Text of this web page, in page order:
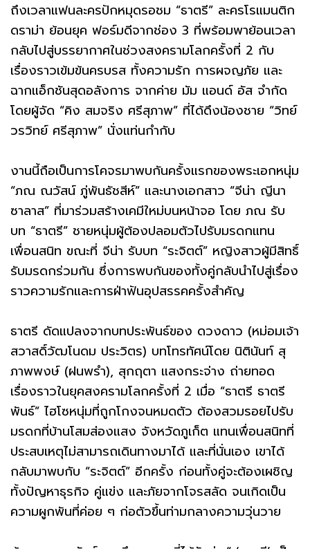
ถึงเวลาแฟนละครปักหมุดรอชม “ธาตรี” ละครโรแมนติก
ดราม่า ย้อนยุค ฟอร์มดีจากช่อง 3 ที่พร้อมพาย้อนเวลา
กลับไปสู่บรรยากาศในช่วงสงครามโลกครั้งที่ 2 กับ
เรื่องราวเข้มข้นครบรส ทั้งความรัก การผจญภัย และ
ฉากแอ็กชันสุดอลังการ จากค่าย มัม แอนด์ อัส จำกัด
โดยผู้จัด “คิง สมจริง ศรีสุภาพ” ที่ได้ดึงน้องชาย “วิทย์
วรวิทย์ ศรีสุภาพ” นั่งแท่นกำกับ
งานนี้ถือเป็นการโคจรมาพบกันครั้งแรกของพระเอกหนุ่ม
“ภณ ณวัสน์ ภู่พันธัชสีห์” และนางเอกสาว “จีน่า ญีนา
ซาลาส” ที่มาร่วมสร้างเคมีใหม่บนหน้าจอ โดย ภณ รับ
บท “ธาตรี” ชายหนุ่มผู้ต้องปลอมตัวไปรับมรดกแทน
เพื่อนสนิท ขณะที่ จีน่า รับบท “ระจิตต์” หญิงสาวผู้มีสิทธิ์
รับมรดกร่วมกัน ซึ่งการพบกันของทั้งคู่กลับนำไปสู่เรื่อง
ราวความรักและการฝ่าฟันอุปสรรคครั้งสำคัญ
ธาตรี ดัดแปลงจากบทประพันธ์ของ ดวงดาว (หม่อมเจ้า
สวาสดิ์วัฒโนดม ประวิตร) บทโทรทัศน์โดย นิตินันท์ สุ
ภาพพงษ์ (ฝนพรำ), สุกฤตา แสงกระจ่าง ถ่ายทอด
เรื่องราวในยุคสงครามโลกครั้งที่ 2 เมื่อ “ธาตรี ธาตรี
พันธ์” ไฮโซหนุ่มที่ถูกโกงจนหมดตัว ต้องสวมรอยไปรับ
มรดกที่บ้านโสมส่องแสง จังหวัดภูเก็ต แทนเพื่อนสนิทที่
ประสบเหตุไม่สามารถเดินทางมาได้ และที่นั่นเอง เขาได้
กลับมาพบกับ “ระจิตต์” อีกครั้ง ก่อนทั้งคู่จะต้องเผชิญ
ทั้งปัญหาธุรกิจ คู่แข่ง และภัยจากโจรสลัด จนเกิดเป็น
ความผูกพันที่ค่อย ๆ ก่อตัวขึ้นท่ามกลางความวุ่นวาย